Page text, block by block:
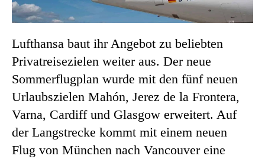
Lufthansa baut ihr Angebot zu beliebten
Privatreisezielen weiter aus. Der neue
Sommerflugplan wurde mit den fünf neuen
Urlaubszielen Mahón, Jerez de la Frontera,
Varna, Cardiff und Glasgow erweitert. Auf
der Langstrecke kommt mit einem neuen
Flug von München nach Vancouver eine